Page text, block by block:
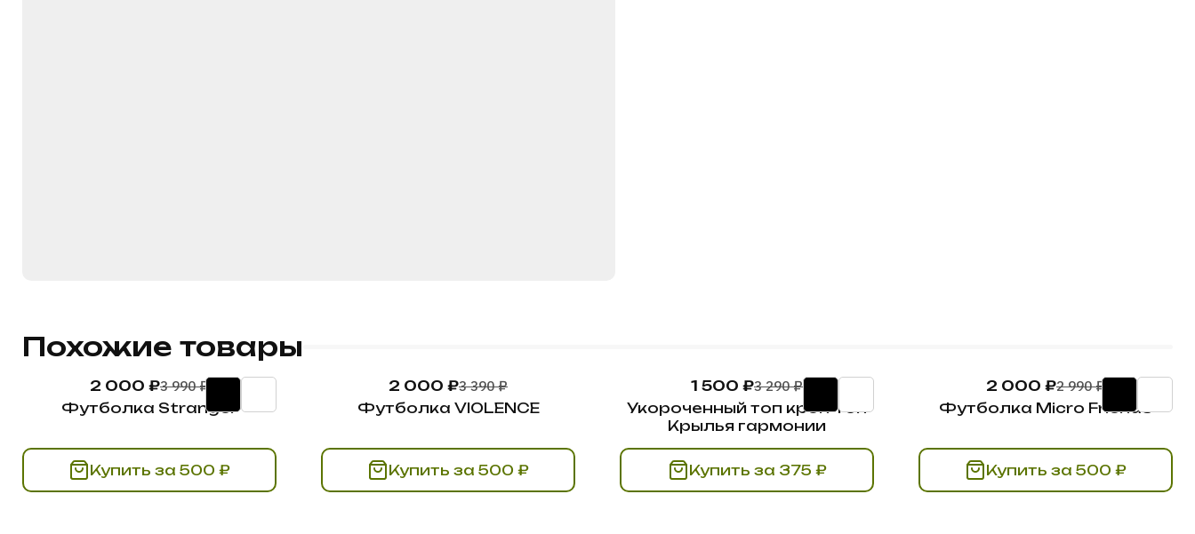
Похожие товары
2 000 ₽3 990 ₽
Футболка Stranger
Купить за 500 ₽
2 000 ₽3 390 ₽
Футболка VIOLENCE
Купить за 500 ₽
1 500 ₽3 290 ₽
Укороченный топ кроп-топ
Крылья гармонии
Купить за 375 ₽
2 000 ₽2 990 ₽
Футболка Micro Friends
Купить за 500 ₽